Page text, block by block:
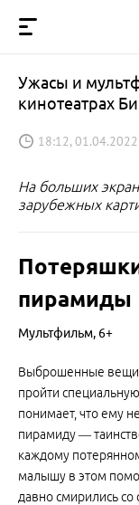
Ужасы и
кинотеатрах
18:12, 01.04.2022
На больших
зарубежных
пирамиды
Мультфильм, 6+
Выброшенные вещи
пройти
понимает, что ему
пирамиду —
каждому
малышу в этом
давно смирились со